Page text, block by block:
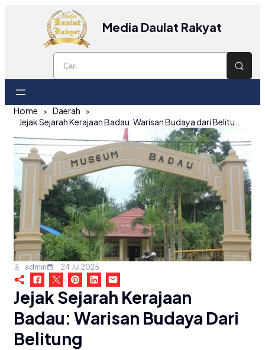
Media Daulat Rakyat
Home
Daerah
admin 24 Jul 2025
Jejak Sejarah Kerajaan
Badau: Warisan Budaya Dari
Belitung